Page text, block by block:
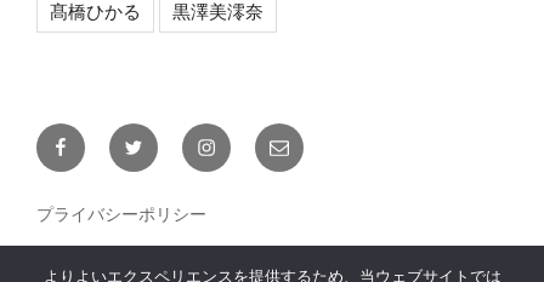
髙橋ひかる 黒澤美澪奈
FacebookTwitter Instagramメ
ー
プライバシーポリシー
よりよいエクスペリエンスを提供するため、当ウェブサイトでは